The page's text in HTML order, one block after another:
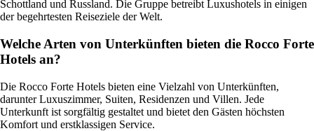
Schottland und Russland. Die Gruppe betreibt Luxushotels in einigen
der begehrtesten Reiseziele der Welt.
Welche Arten von Unterkünften bieten die Rocco Forte
Hotels an?
Die Rocco Forte Hotels bieten eine Vielzahl von Unterkünften,
darunter Luxuszimmer, Suiten, Residenzen und Villen. Jede
Unterkunft ist sorgfältig gestaltet und bietet den Gästen höchsten
Komfort und erstklassigen Service.